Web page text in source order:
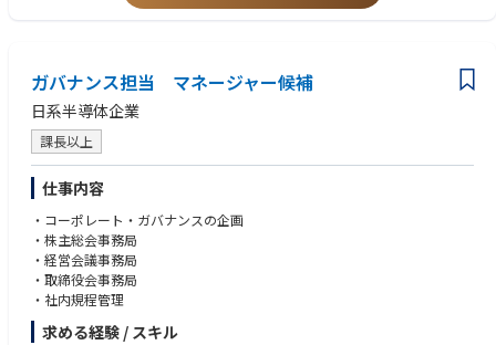
ガバナンス担当 マネージャー候補
日系半導体企業
課長以上
仕事内容
・コーポレート・ガバナンスの企画
・株主総会事務局
・経営会議事務局
・取締役会事務局
・社内規程管理
求める経験 / スキル